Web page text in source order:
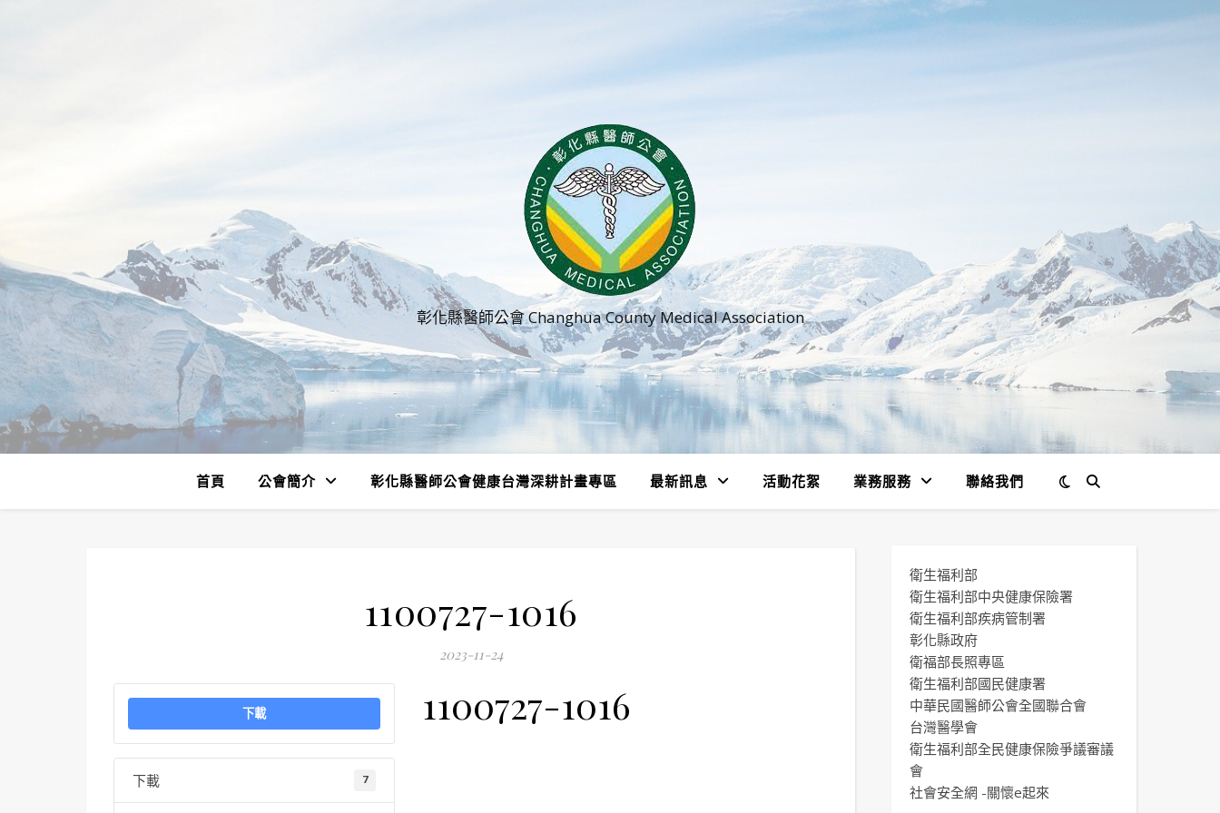
彰化縣醫師公會 Changhua County Medical Association
首頁 公會簡介 彰化縣醫師公會健康台灣深耕計畫專區 最新訊息 活動花絮 業務服務 聯絡我們
1100727-1016
2023-11-24
下載
下載 7
1100727-1016
衛生福利部
衛生福利部中央健康保險署
衛生福利部疾病管制署
彰化縣政府
衛福部長照專區
衛生福利部國民健康署
中華民國醫師公會全國聯合會
台灣醫學會
衛生福利部全民健康保險爭議審議
會
社會安全網 -關懷e起來